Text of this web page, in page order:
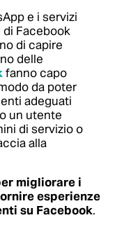
e i servizi
di Facebook
di capire
delle
fanno capo
da poter
adeguati
un utente
di servizio o
alla
migliorare i
esperienze
su Facebook.